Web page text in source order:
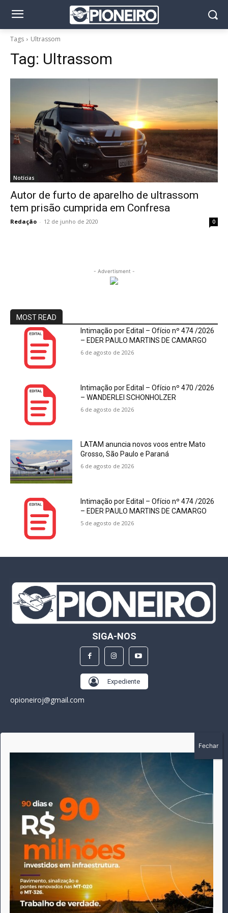
Tags Ultrassom
Tag: Ultrassom
Notícias
Autor de furto de aparelho de ultrassom
tem prisão cumprida em Confresa
Redação - 12 de junho de 2020 0
- Advertisment -
MOST READ
Intimação por Edital – Ofício nº 474 /2026
– EDER PAULO MARTINS DE CAMARGO
6 de agosto de 2026
Intimação por Edital – Ofício nº 470 /2026
– WANDERLEI SCHONHOLZER
6 de agosto de 2026
LATAM anuncia novos voos entre Mato
Grosso, São Paulo e Paraná
6 de agosto de 2026
Intimação por Edital – Ofício nº 474 /2026
– EDER PAULO MARTINS DE CAMARGO
5 de agosto de 2026
SIGA-NOS
Expediente
opioneiroj@gmail.com
A história do Pioneiro inicia em fevereiro de 2005 em
Canarana - MT, na época, como um jornal impresso semanal,
que chegou a possuir mil assinantes. Durante 15 anos, foram
publicadas 691 edições que narraram os acontecimentos
políticos, policiais e cotidianos de Canarana e região. Fiel a sua
origem, pautado sempre pela busca incessante da
imparcialidade, faz jus a sua logo, com o característico "avião
da praça" de Canarana, sendo o símbolo do
comprometimento deste veículo de comunicação com o
relato dos fatos neste município. Em 06 de dezembro de 2019
circulou a última edição impressa do jornal, que desde então
tem veiculação exclusivamente online.